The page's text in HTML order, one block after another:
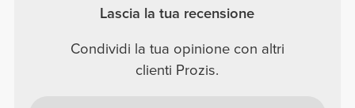
Lascia la tua recensione
Condividi la tua opinione con altri
clienti Prozis.